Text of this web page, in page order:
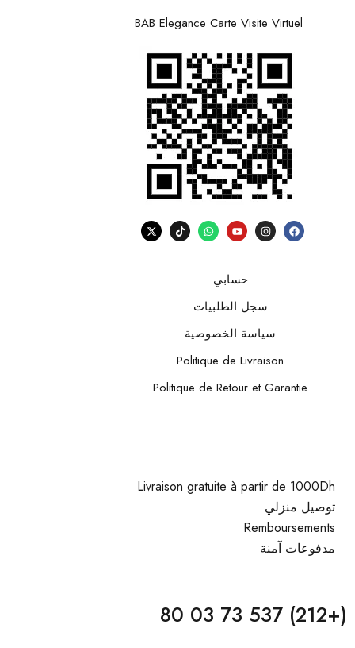
BAB Elegance Carte Visite Virtuel
حسابي
سجل الطلبيات
سياسة الخصوصية
Politique de Livraison
Politique de Retour et Garantie
Livraison gratuite à partir de 1000Dh
توصيل منزلي
Remboursements
مدفوعات آمنة
(+212) 537 73 03 80